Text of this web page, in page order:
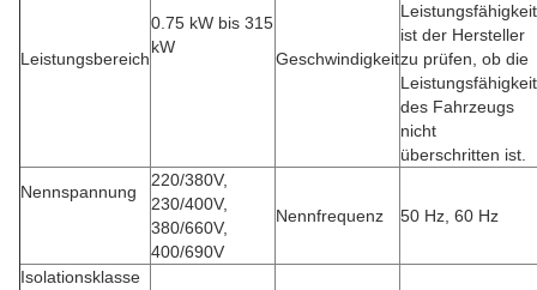
Leistungsbereich
0.75 kW bis 315
kW
Geschwindigkeit
Leistungsfähigkeit
ist der Hersteller
zu prüfen, ob die
Leistungsfähigkeit
des Fahrzeugs
nicht
überschritten ist.
Nennspannung
220/380V,
230/400V,
380/660V,
400/690V
Nennfrequenz 50 Hz, 60 Hz
Isolationsklasse